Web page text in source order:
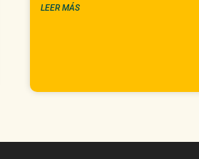
LEER MÁS